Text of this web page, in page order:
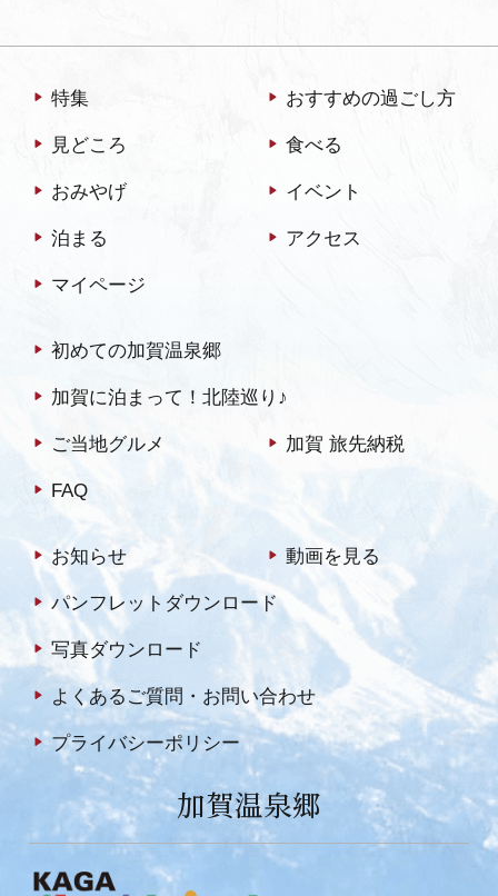
（加賀市）にて開催いたし
などの金属に着色技法など
を出展いたし…
特集 おすすめの過ごし方
見どころ 食べる
おみやげ イベント
泊まる アクセス
マイページ
初めての加賀温泉郷
加賀に泊まって！北陸巡り♪
ご当地グルメ 加賀 旅先納税
FAQ
お知らせ 動画を見る
パンフレットダウンロード
写真ダウンロード
よくあるご質問・お問い合わせ
プライバシーポリシー
加賀温泉郷